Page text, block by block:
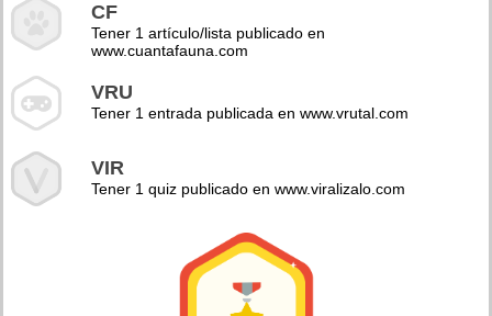
CF
Tener 1 artículo/lista publicado en
www.cuantafauna.com
VRU
Tener 1 entrada publicada en www.vrutal.com
VIR
Tener 1 quiz publicado en www.viralizalo.com